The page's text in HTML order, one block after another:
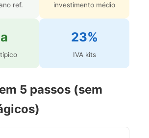
ref. investimento médio
23%
IVA kits
5 passos (sem